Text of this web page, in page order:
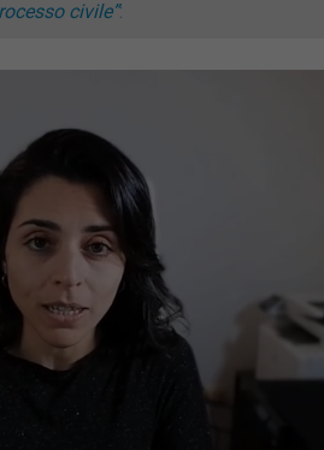
civile”: